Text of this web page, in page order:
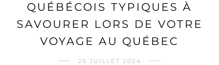
QUÉBÉCOIS TYPIQUES À
SAVOURER LORS DE VOTRE
VOYAGE AU QUÉBEC
26 JUILLET 2024